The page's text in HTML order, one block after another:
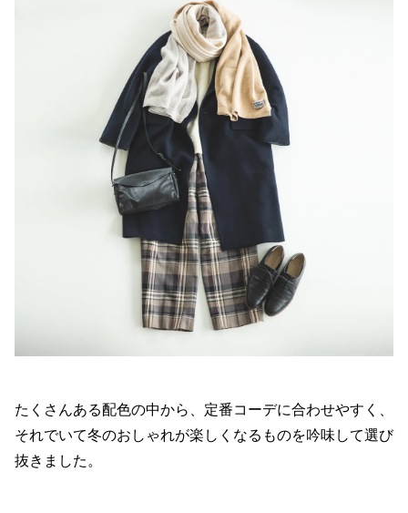
たくさんある配色の中から、定番コーデに合わせやすく、
それでいて冬のおしゃれが楽しくなるものを吟味して選び
抜きました。